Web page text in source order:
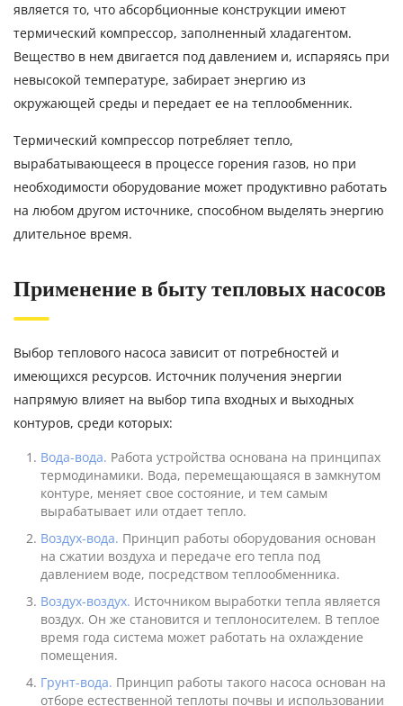
является то, что абсорбционные конструкции имеют
термический компрессор, заполненный хладагентом.
Вещество в нем двигается под давлением и, испаряясь при
невысокой температуре, забирает энергию из
окружающей среды и передает ее на теплообменник.
Термический компрессор потребляет тепло,
вырабатывающееся в процессе горения газов, но при
необходимости оборудование может продуктивно работать
на любом другом источнике, способном выделять энергию
длительное время.
Применение в быту тепловых насосов
Выбор теплового насоса зависит от потребностей и
имеющихся ресурсов. Источник получения энергии
напрямую влияет на выбор типа входных и выходных
контуров, среди которых:
Вода-вода. Работа устройства основана на принципах
термодинамики. Вода, перемещающаяся в замкнутом
контуре, меняет свое состояние, и тем самым
вырабатывает или отдает тепло.
Воздух-вода. Принцип работы оборудования основан
на сжатии воздуха и передаче его тепла под
давлением воде, посредством теплообменника.
Воздух-воздух. Источником выработки тепла является
воздух. Он же становится и теплоносителем. В теплое
время года система может работать на охлаждение
помещения.
Грунт-вода. Принцип работы такого насоса основан на
отборе естественной теплоты почвы и использовании